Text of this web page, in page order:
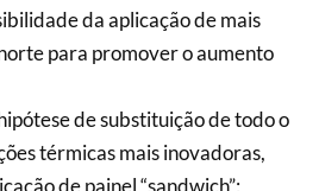
da aplicação de mais
para promover o aumento
de substituição de todo o
térmicas mais inovadoras,
de painel “sandwich”;